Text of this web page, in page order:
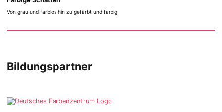
Von grau und farblos hin zu gefärbt und farbig
Bildungspartner